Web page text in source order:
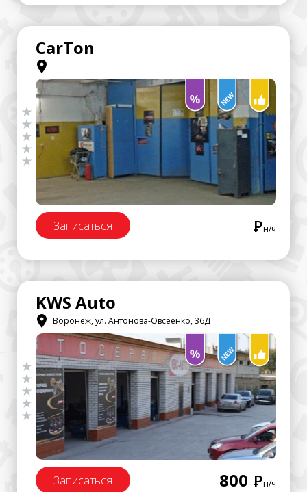
CarTon
Записаться Рн/ч
KWS Auto
Воронеж, ул. Антонова-Овсеенко, 36Д
Записаться 800 Рн/ч